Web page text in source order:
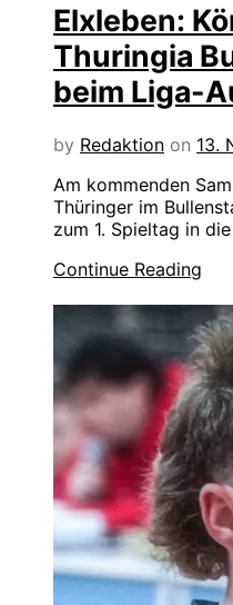
Elxleben:
Thuringia
beim Liga-
by Redaktion on 13.
Am kommenden
Thüringer im
zum 1. Spieltag in
Continue Reading